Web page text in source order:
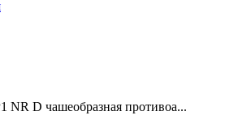
NR D чашеобразная противоа...